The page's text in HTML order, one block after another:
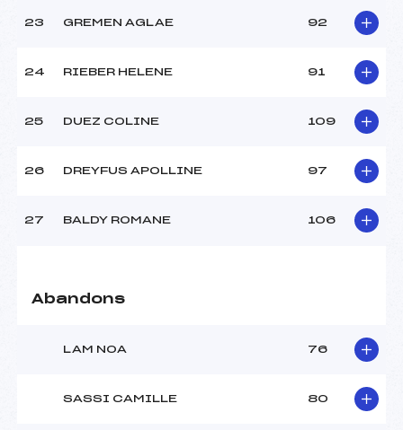
23 GREMEN AGLAE 92
24 RIEBER HELENE 91
25 DUEZ COLINE 109
26 DREYFUS APOLLINE 97
27 BALDY ROMANE 106
Abandons
LAM NOA 76
SASSI CAMILLE 80